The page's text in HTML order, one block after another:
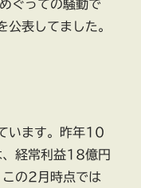
ぐっての騒動で
表してました。
います。昨年10
、経常利益18億円
この2月時点では